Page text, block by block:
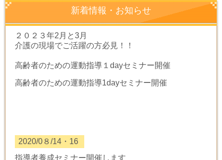
新着情報・お知らせ
２０２３年2月と3月
介護の現場でご活躍の方必見！！
高齢者のための運動指導１dayセミナー開催
高齢者のための運動指導1dayセミナー開催
2020/0８/14・16
指導者養成セミナー開催します